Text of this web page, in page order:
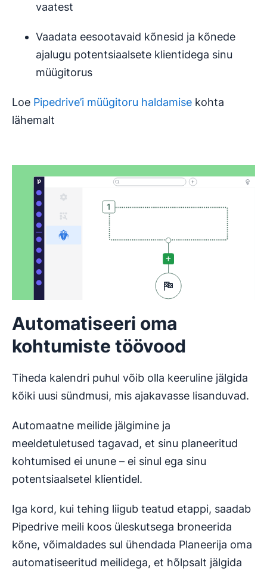
vaatest
Vaadata eesootavaid kõnesid ja kõnede
ajalugu potentsiaalsete klientidega sinu
müügitorus
Loe Pipedrive’i müügitoru haldamise kohta
lähemalt
Automatiseeri oma
kohtumiste töövood
Tiheda kalendri puhul võib olla keeruline jälgida
kõiki uusi sündmusi, mis ajakavasse lisanduvad.
Automaatne meilide jälgimine ja
meeldetuletused tagavad, et sinu planeeritud
kohtumised ei unune – ei sinul ega sinu
potentsiaalsetel klientidel.
Iga kord, kui tehing liigub teatud etappi, saadab
Pipedrive meili koos üleskutsega broneerida
kõne, võimaldades sul ühendada Planeerija oma
automatiseeritud meilidega, et hõlpsalt jälgida